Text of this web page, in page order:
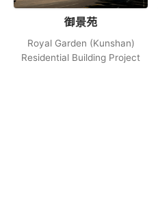
御景苑
Royal Garden (Kunshan)
Residential Building Project